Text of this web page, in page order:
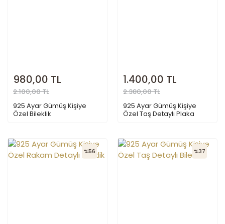
980,00 TL
2.100,00 TL
925 Ayar Gümüş Kişiye
Özel Bileklik
1.400,00 TL
2.380,00 TL
925 Ayar Gümüş Kişiye
Özel Taş Detaylı Plaka
%56 %37